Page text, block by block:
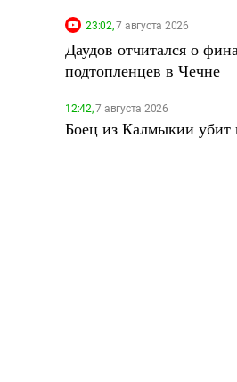
23:02,7 августа 2026
Даудов отчитался о
подтопленцев в Чечне
12:42,7 августа 2026
Боец из Калмыкии убит